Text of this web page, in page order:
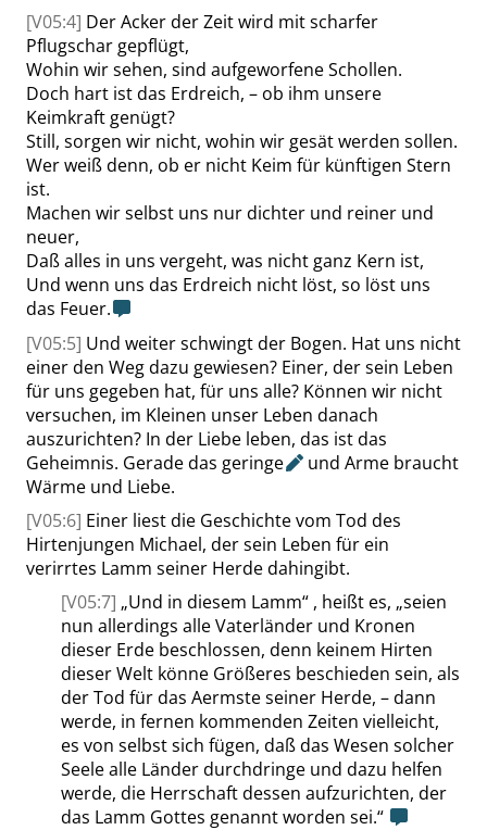
[V05:4] Der Acker der Zeit wird mit scharfer
Pflugschar gepflügt,
Wohin wir sehen, sind aufgeworfene Schollen.
Doch hart ist das Erdreich, – ob ihm unsere
Keimkraft genügt?
Still, sorgen wir nicht, wohin wir gesät werden sollen.
Wer weiß denn, ob er nicht Keim für künftigen Stern
ist.
Machen wir selbst uns nur dichter und reiner und
neuer,
Daß alles in uns vergeht, was nicht ganz Kern ist,
Und wenn uns das Erdreich nicht löst, so löst uns
das Feuer.
[V05:5] Und weiter schwingt der Bogen. Hat uns nicht
einer den Weg dazu gewiesen? Einer, der sein Leben
für uns gegeben hat, für uns alle? Können wir nicht
versuchen, im Kleinen unser Leben danach
auszurichten? In der Liebe leben, das ist das
Geheimnis. Gerade das geringe
und Arme braucht
Wärme und Liebe.
[V05:6] Einer liest die Geschichte vom Tod des
Hirtenjungen Michael, der sein Leben für ein
verirrtes Lamm seiner Herde dahingibt.
[V05:7] „Und in diesem Lamm“ , heißt es, „seien
nun allerdings alle Vaterländer und Kronen
dieser Erde beschlossen, denn keinem Hirten
dieser Welt könne Größeres beschieden sein, als
der Tod für das Aermste seiner Herde, – dann
werde, in fernen kommenden Zeiten vielleicht,
es von selbst sich fügen, daß das Wesen solcher
Seele alle Länder durchdringe und dazu helfen
werde, die Herrschaft dessen aufzurichten, der
das Lamm Gottes genannt worden sei.“